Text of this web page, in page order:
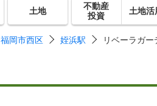
土地
不動産
投資
土地活
福岡市西区 姪浜駅 リベーラガ